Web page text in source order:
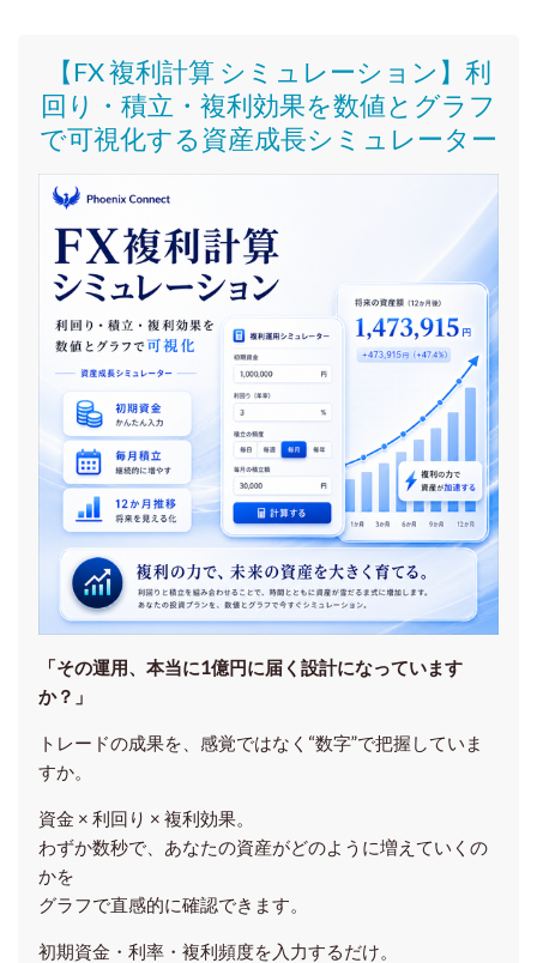
【FX 複利計算 シミュレーション】利
回り・積立・複利効果を数値とグラフ
で可視化する資産成長シミュレーター
「その運用、本当に1億円に届く設計になっています
か？」
トレードの成果を、感覚ではなく“数字”で把握していま
すか。
資金 × 利回り × 複利効果。
わずか数秒で、あなたの資産がどのように増えていくの
かを
グラフで直感的に確認できます。
初期資金・利率・複利頻度を入力するだけ。